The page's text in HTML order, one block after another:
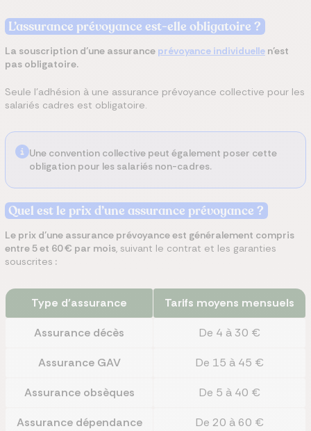
L’assurance prévoyance est-elle obligatoire ?
La souscription d’une assurance prévoyance individuelle n’est
pas obligatoire.
Seule l’adhésion à une assurance prévoyance collective pour les
salariés cadres est obligatoire.
Une convention collective peut également poser cette
obligation pour les salariés non-cadres.
Quel est le prix d’une assurance prévoyance ?
Le prix d’une assurance prévoyance est généralement compris
entre 5 et 60 € par mois, suivant le contrat et les garanties
souscrites :
Type d'assurance Tarifs moyens mensuels
Assurance décès De 4 à 30 €
Assurance GAV De 15 à 45 €
Assurance obsèques De 5 à 40 €
Assurance dépendance De 20 à 60 €